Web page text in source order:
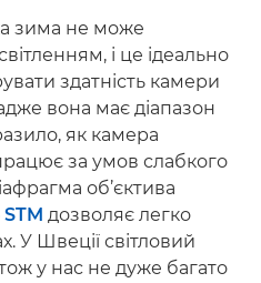
зима не може
і це ідеально
здатність камери
вона має діапазон
як камера
за умов слабкого
об’єктива
дозволяє легко
У Швеції світловий
у нас не дуже багато